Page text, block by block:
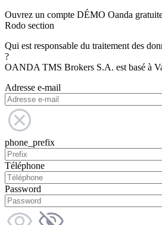
Ouvrez un compte DÉMO Oanda
Rodo section
Qui est responsable du traitement des
?
OANDA TMS Brokers S.A. est basé à
Adresse e-mail
phone_prefix
Téléphone
Password